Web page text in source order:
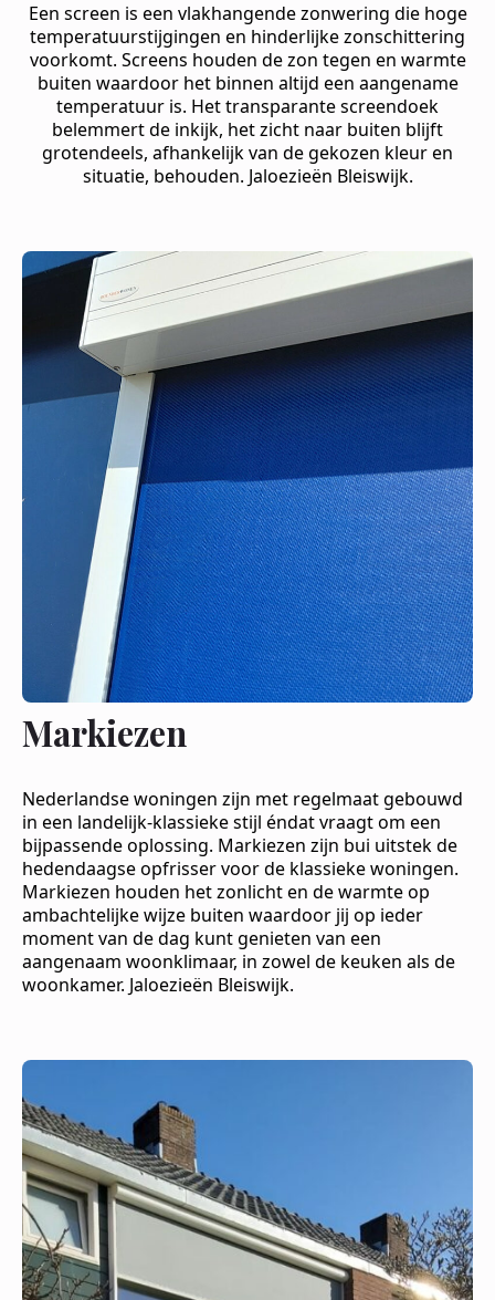
Een screen is een vlakhangende zonwering die hoge
temperatuurstijgingen en hinderlijke zonschittering
voorkomt. Screens houden de zon tegen en warmte
buiten waardoor het binnen altijd een aangename
temperatuur is. Het transparante screendoek
belemmert de inkijk, het zicht naar buiten blijft
grotendeels, afhankelijk van de gekozen kleur en
situatie, behouden. Jaloezieën Bleiswijk.
Markiezen
Nederlandse woningen zijn met regelmaat gebouwd
in een landelijk-klassieke stijl éndat vraagt om een
bijpassende oplossing. Markiezen zijn bui uitstek de
hedendaagse opfrisser voor de klassieke woningen.
Markiezen houden het zonlicht en de warmte op
ambachtelijke wijze buiten waardoor jij op ieder
moment van de dag kunt genieten van een
aangenaam woonklimaar, in zowel de keuken als de
woonkamer. Jaloezieën Bleiswijk.